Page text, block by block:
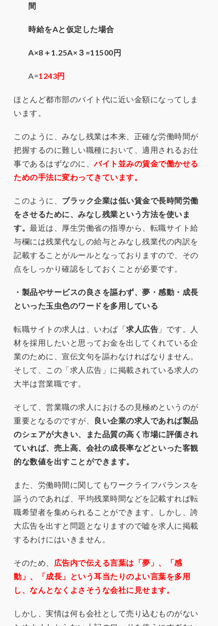
間
時給をAと仮定した場合
A×8＋1.25A×３=11500円
A=1243円
ほとんど都市部のバイト代に近い金額になってしま
います。
このように、みなし残業は本来、正確な労働時間が
把握するのに難しい職種において、適用されるお仕
事であるはずなのに、 バイト並みの賃金で働かせる
ための手法に変わってきています。
このように、 ブラック企業は低い賃金で長時間労働
をさせるために、みなし残業という方法を使いま
す。 最近は、厚生労働省の指導から、転職サイト給
与欄には残業代なしの給与とみなし残業代の内訳を
記載することがルールとなっておりますので、その
点をしっかり確認をしておくことが必要です。
・製品やサービスの良さを謳わず、夢・感動・成長
といった玉虫色のワードを多用している
転職サイトの求人は、いわば「求人広告 」です。人
材を採用したいと思ってお金を出してくれている企
業のために、宣伝文句を謳わなければなりません。
そして、この「求人広告」に掲載されている求人の
大半は営業職です。
そして、営業職の求人におけるの見極めというのが
重要となるのですが、
良い企業の求人であれば製品
のシェアが大きい、また品質の高く市場に評価され
ていれば、売上高、会社の成長率などといった客観
的な数値を出すことができます。
また、労働時間に関してもワークライフバランスを
謳うのであれば、平均残業時間などを記載すれば転
職希望者を集められることができます。しかし、誇
大広告を出すと問題となりますので嘘を求人に掲載
するわけにはいきません。
そのため、
広告内で伝える言葉は「夢」、「感
動」、「成長」という耳当たりのよい言葉を多用
し、なんとなくよさそうな会社に見せます。
しかし、実情は何も会社として売り込むものがない